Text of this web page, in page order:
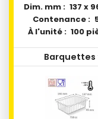
Dim. mm : 137 x
Contenance :
À l'unité : 100